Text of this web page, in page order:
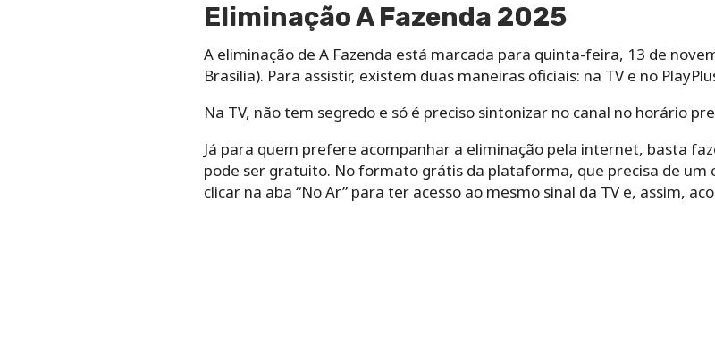
Eliminação A Fazenda 2025
A eliminação de A Fazenda está marcada para quinta-feira, 13 de
Brasília). Para assistir, existem duas maneiras oficiais: na TV e no
Na TV, não tem segredo e só é preciso sintonizar no canal no horário
Já para quem prefere acompanhar a eliminação pela internet, basta
pode ser gratuito. No formato grátis da plataforma, que precisa de um
clicar na aba “No Ar” para ter acesso ao mesmo sinal da TV e, assim,